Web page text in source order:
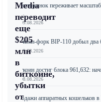
Media
переводит
еще
$205
млн
в
биткоине,
убытки
от
Крипторынок переживает
10...
📅 09.08.2026
Биткоин-форк BIP-110 добыл два
📅 09.08.2026
Биткоин достиг блока 961,632:
📅 08.08.2026
Продажи аппаратных кошельков